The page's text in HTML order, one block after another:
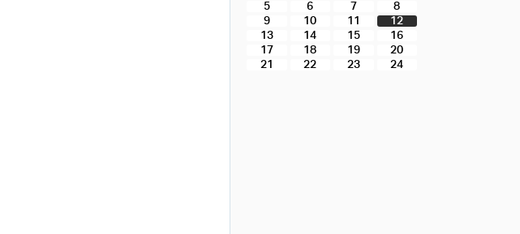
5
6 7
8
9
10 11
12
13
14 15
16
17
18 19
20
21
22 23 24